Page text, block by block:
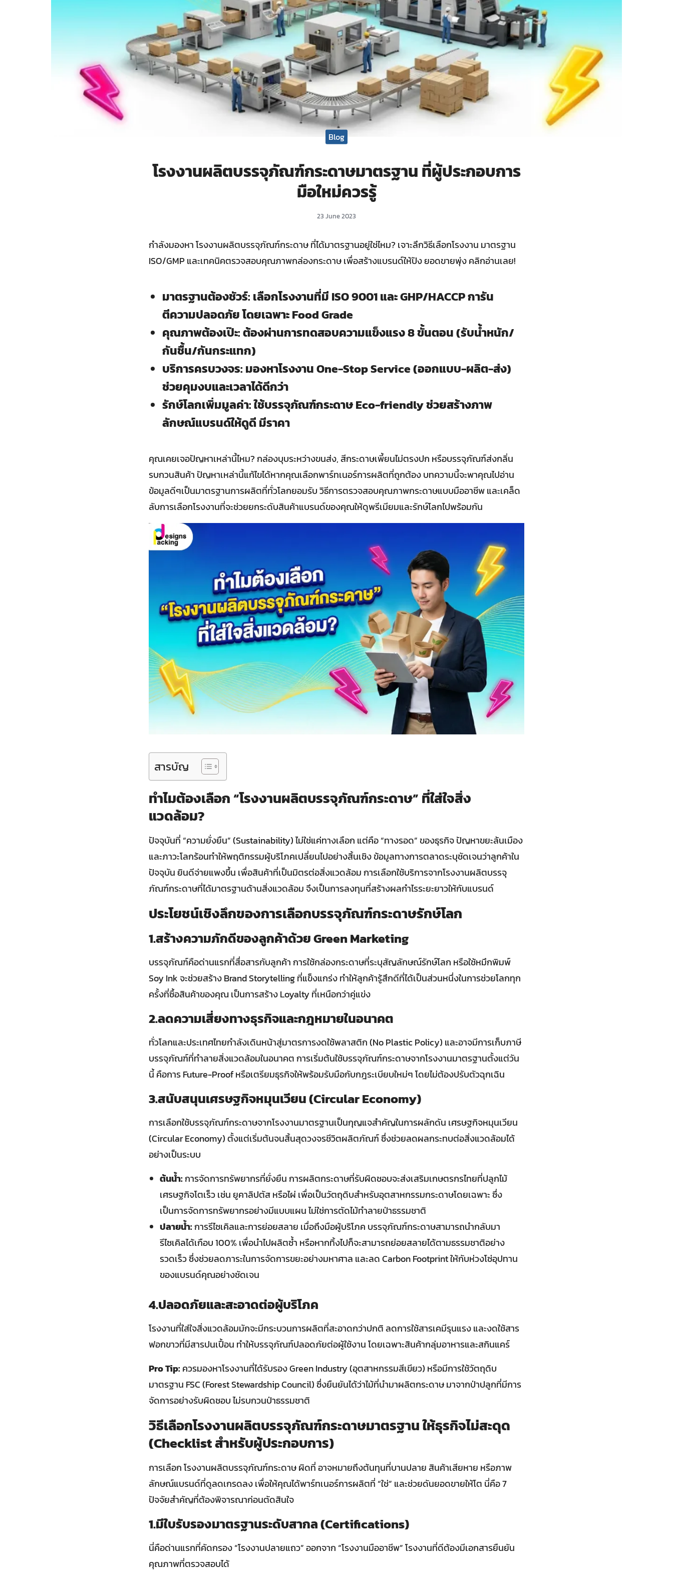
Blog
โรงงานผลิตบรรจุภัณฑ์กระดาษมาตรฐาน ที่ผู้ประกอบการ
มือใหม่ควรรู้
23 June 2023
กำลังมองหา โรงงานผลิตบรรจุภัณฑ์กระดาษ ที่ได้มาตรฐานอยู่ใช่ไหม? เจาะลึกวิธีเลือกโรงงาน มาตรฐาน
ISO/GMP และเทคนิคตรวจสอบคุณภาพกล่องกระดาษ เพื่อสร้างแบรนด์ให้ปัง ยอดขายพุ่ง คลิกอ่านเลย!
มาตรฐานต้องชัวร์: เลือกโรงงานที่มี ISO 9001 และ GHP/HACCP การัน
ตีความปลอดภัย โดยเฉพาะ Food Grade
คุณภาพต้องเป๊ะ: ต้องผ่านการทดสอบความแข็งแรง 8 ขั้นตอน (รับน้ำหนัก/
กันชื้น/กันกระแทก)
บริการครบวงจร: มองหาโรงงาน One-Stop Service (ออกแบบ-ผลิต-ส่ง)
ช่วยคุมงบและเวลาได้ดีกว่า
รักษ์โลกเพิ่มมูลค่า: ใช้บรรจุภัณฑ์กระดาษ Eco-friendly ช่วยสร้างภาพ
ลักษณ์แบรนด์ให้ดูดี มีราคา
คุณเคยเจอปัญหาเหล่านี้ไหม? กล่องบุบระหว่างขนส่ง, สีกระดาษเพี้ยนไม่ตรงปก หรือบรรจุภัณฑ์ส่งกลิ่น
รบกวนสินค้า ปัญหาเหล่านี้แก้ไขได้หากคุณเลือกพาร์ทเนอร์การผลิตที่ถูกต้อง บทความนี้จะพาคุณไปอ่าน
ข้อมูลดีๆเป็นมาตรฐานการผลิตที่ทั่วโลกยอมรับ วิธีการตรวจสอบคุณภาพกระดาษแบบมืออาชีพ และเคล็ด
ลับการเลือกโรงงานที่จะช่วยยกระดับสินค้าแบรนด์ของคุณให้ดูพรีเมียมและรักษ์โลกไปพร้อมกัน
สารบัญ
ทำไมต้องเลือก “โรงงานผลิตบรรจุภัณฑ์กระดาษ” ที่ใส่ใจสิ่ง
แวดล้อม?
ปัจจุบันที่ “ความยั่งยืน” (Sustainability) ไม่ใช่แค่ทางเลือก แต่คือ “ทางรอด” ของธุรกิจ ปัญหาขยะล้นเมือง
และภาวะโลกร้อนทำให้พฤติกรรมผู้บริโภคเปลี่ยนไปอย่างสิ้นเชิง ข้อมูลทางการตลาดระบุชัดเจนว่าลูกค้าใน
ปัจจุบัน ยินดีจ่ายแพงขึ้น เพื่อสินค้าที่เป็นมิตรต่อสิ่งแวดล้อม การเลือกใช้บริการจากโรงงานผลิตบรรจุ
ภัณฑ์กระดาษที่ได้มาตรฐานด้านสิ่งแวดล้อม จึงเป็นการลงทุนที่สร้างผลกำไรระยะยาวให้กับแบรนด์
ประโยชน์เชิงลึกของการเลือกบรรจุภัณฑ์กระดาษรักษ์โลก
1.สร้างความภักดีของลูกค้าด้วย Green Marketing
บรรจุภัณฑ์คือด่านแรกที่สื่อสารกับลูกค้า การใช้กล่องกระดาษที่ระบุสัญลักษณ์รักษ์โลก หรือใช้หมึกพิมพ์
Soy Ink จะช่วยสร้าง Brand Storytelling ที่แข็งแกร่ง ทำให้ลูกค้ารู้สึกดีที่ได้เป็นส่วนหนึ่งในการช่วยโลกทุก
ครั้งที่ซื้อสินค้าของคุณ เป็นการสร้าง Loyalty ที่เหนือกว่าคู่แข่ง
2.ลดความเสี่ยงทางธุรกิจและกฎหมายในอนาคต
ทั่วโลกและประเทศไทยกำลังเดินหน้าสู่มาตรการงดใช้พลาสติก (No Plastic Policy) และอาจมีการเก็บภาษี
บรรจุภัณฑ์ที่ทำลายสิ่งแวดล้อมในอนาคต การเริ่มต้นใช้บรรจุภัณฑ์กระดาษจากโรงงานมาตรฐานตั้งแต่วัน
นี้ คือการ Future-Proof หรือเตรียมธุรกิจให้พร้อมรับมือกับกฎระเบียบใหม่ๆ โดยไม่ต้องปรับตัวฉุกเฉิน
3.สนับสนุนเศรษฐกิจหมุนเวียน (Circular Economy)
การเลือกใช้บรรจุภัณฑ์กระดาษจากโรงงานมาตรฐานเป็นกุญแจสำคัญในการผลักดัน เศรษฐกิจหมุนเวียน
(Circular Economy) ตั้งแต่เริ่มต้นจนสิ้นสุดวงจรชีวิตผลิตภัณฑ์ ซึ่งช่วยลดผลกระทบต่อสิ่งแวดล้อมได้
อย่างเป็นระบบ
ต้นน้ำ:การจัดการทรัพยากรที่ยั่งยืน การผลิตกระดาษที่รับผิดชอบจะส่งเสริมเกษตรกรไทยที่ปลูกไม้
เศรษฐกิจโตเร็ว เช่น ยูคาลิปตัส หรือไผ่ เพื่อเป็นวัตถุดิบสำหรับอุตสาหกรรมกระดาษโดยเฉพาะ ซึ่ง
เป็นการจัดการทรัพยากรอย่างมีแบบแผน ไม่ใช่การตัดไม้ทำลายป่าธรรมชาติ
ปลายน้ำ:การรีไซเคิลและการย่อยสลาย เมื่อถึงมือผู้บริโภค บรรจุภัณฑ์กระดาษสามารถนำกลับมา
รีไซเคิลได้เกือบ 100% เพื่อนำไปผลิตซ้ำ หรือหากทิ้งไปก็จะสามารถย่อยสลายได้ตามธรรมชาติอย่าง
รวดเร็ว ซึ่งช่วยลดภาระในการจัดการขยะอย่างมหาศาล และลด Carbon Footprint ให้กับห่วงโซ่อุปทาน
ของแบรนด์คุณอย่างชัดเจน
4.ปลอดภัยและสะอาดต่อผู้บริโภค
โรงงานที่ใส่ใจสิ่งแวดล้อมมักจะมีกระบวนการผลิตที่สะอาดกว่าปกติ ลดการใช้สารเคมีรุนแรง และงดใช้สาร
ฟอกขาวที่มีสารปนเปื้อน ทำให้บรรจุภัณฑ์ปลอดภัยต่อผู้ใช้งาน โดยเฉพาะสินค้ากลุ่มอาหารและสกินแคร์
Pro Tip: ควรมองหาโรงงานที่ได้รับรอง Green Industry (อุตสาหกรรมสีเขียว) หรือมีการใช้วัตถุดิบ
มาตรฐาน FSC (Forest Stewardship Council) ซึ่งยืนยันได้ว่าไม้ที่นำมาผลิตกระดาษ มาจากป่าปลูกที่มีการ
จัดการอย่างรับผิดชอบ ไม่รบกวนป่าธรรมชาติ
วิธีเลือกโรงงานผลิตบรรจุภัณฑ์กระดาษมาตรฐาน ให้ธุรกิจไม่สะดุด
(Checklist สำหรับผู้ประกอบการ)
การเลือก โรงงานผลิตบรรจุภัณฑ์กระดาษ ผิดที่ อาจหมายถึงต้นทุนที่บานปลาย สินค้าเสียหาย หรือภาพ
ลักษณ์แบรนด์ที่ดูลดเกรดลง เพื่อให้คุณได้พาร์ทเนอร์การผลิตที่ “ใช่” และช่วยดันยอดขายให้โต นี่คือ 7
ปัจจัยสำคัญที่ต้องพิจารณาก่อนตัดสินใจ
1.มีใบรับรองมาตรฐานระดับสากล (Certifications)
นี่คือด่านแรกที่คัดกรอง “โรงงานปลายแถว” ออกจาก “โรงงานมืออาชีพ” โรงงานที่ดีต้องมีเอกสารยืนยัน
คุณภาพที่ตรวจสอบได้